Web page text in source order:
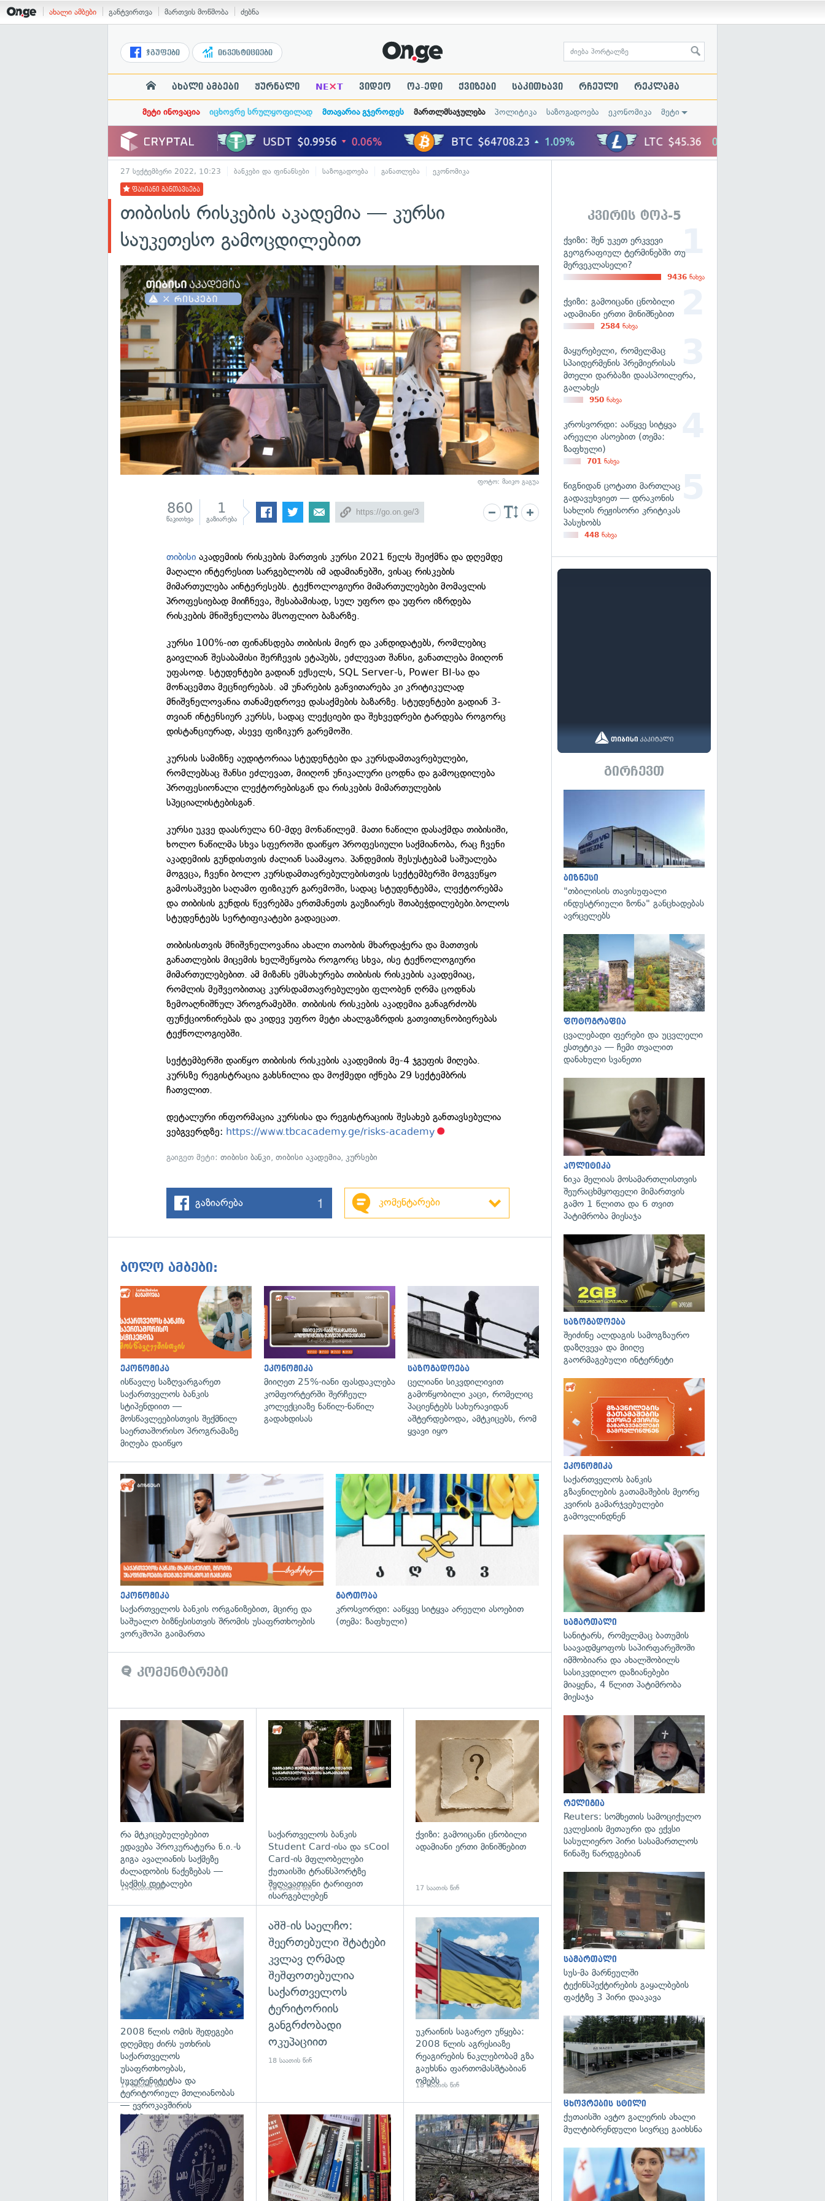
ახალი ამბები განტვირთვა მართვის მოწმობა ძებნა
ჯგუფები ინვესტიციები
ახალი ამბები ჟურნალი NE×T ვიდეო ოპ-ედი ქვიზები საკითხავი რჩეული რეკლამა
მეტი ინოვაცია იცხოვრე სრულყოფილად მთავარია გჯეროდეს მართლმსაჯულება პოლიტიკა საზოგადოება ეკონომიკა მეტი
27 სექტემბერი 2022, 10:23 ბანკები და ფინანსები საზოგადოება განათლება ეკონომიკა
ფასიანი განთავსება
თიბისის რისკების აკადემია — კურსი
საუკეთესო გამოცდილებით
ფოტო: მაიკო გაგუა
860
წაკითხვა
1
გაზიარება
თიბისი აკადემიის რისკების მართვის კურსი 2021 წელს შეიქმნა და დღემდე
მაღალი ინტერესით სარგებლობს იმ ადამიანებში, ვისაც რისკების
მიმართულება აინტერესებს. ტექნოლოგიური მიმართულებები მომავლის
პროფესიებად მიიჩნევა, შესაბამისად, სულ უფრო და უფრო იზრდება
რისკების მნიშვნელობა მსოფლიო ბაზარზე.
კურსი 100%-ით ფინანსდება თიბისის მიერ და კანდიდატებს, რომლებიც
გაივლიან შესაბამისი შერჩევის ეტაპებს, ეძლევათ შანსი, განათლება მიიღონ
უფასოდ. სტუდენტები გადიან ექსელს, SQL Server-ს, Power BI-სა და
მონაცემთა მეცნიერებას. ამ უნარების განვითარება კი კრიტიკულად
მნიშვნელოვანია თანამედროვე დასაქმების ბაზარზე. სტუდენტები გადიან 3-
თვიან ინტენსიურ კურსს, სადაც ლექციები და შეხვედრები ტარდება როგორც
დისტანციურად, ასევე ფიზიკურ გარემოში.
კურსის სამიზნე აუდიტორიაა სტუდენტები და კურსდამთავრებულები,
რომლებსაც შანსი ეძლევათ, მიიღონ უნიკალური ცოდნა და გამოცდილება
პროფესიონალი ლექტორებისგან და რისკების მიმართულების
სპეციალისტებისგან.
კურსი უკვე დაასრულა 60-მდე მონაწილემ. მათი ნაწილი დასაქმდა თიბისიში,
ხოლო ნაწილმა სხვა სფეროში დაიწყო პროფესიული საქმიანობა, რაც ჩვენი
აკადემიის გუნდისთვის ძალიან საამაყოა. პანდემიის შესუსტებამ საშუალება
მოგვცა, ჩვენი ბოლო კურსდამთავრებულებისთვის სექტემბერში მოგვეწყო
გამოსაშვები საღამო ფიზიკურ გარემოში, სადაც სტუდენტებმა, ლექტორებმა
და თიბისის გუნდის წევრებმა ერთმანეთს გაუზიარეს შთაბეჭდილებები.ბოლოს
სტუდენტებს სერტიფიკატები გადაეცათ.
თიბისისთვის მნიშვნელოვანია ახალი თაობის მხარდაჭერა და მათთვის
განათლების მიცემის ხელშეწყობა როგორც სხვა, ისე ტექნოლოგიური
მიმართულებებით. ამ მიზანს ემსახურება თიბისის რისკების აკადემიაც,
რომლის მეშვეობითაც კურსდამთავრებულები ფლობენ ღრმა ცოდნას
ზემოაღნიშნულ პროგრამებში. თიბისის რისკების აკადემია განაგრძობს
ფუნქციონირებას და კიდევ უფრო მეტი ახალგაზრდის გათვითცნობიერებას
ტექნოლოგიებში.
სექტემბერში დაიწყო თიბისის რისკების აკადემიის მე-4 ჯგუფის მიღება.
კურსზე რეგისტრაცია გახსნილია და მოქმედი იქნება 29 სექტემბრის
ჩათვლით.
დეტალური ინფორმაცია კურსისა და რეგისტრაციის შესახებ განთავსებულია
ვებგვერდზე: https://www.tbcacademy.ge/risks-academy
გაიგეთ მეტი:თიბისი ბანკი,თიბისი აკადემია,კურსები
გაზიარება 1 კომენტარები
ბოლო ამბები:
ეკონომიკა
ისწავლე საზღვარგარეთ
საქართველოს ბანკის
სტიპენდიით —
მოსწავლეებისთვის შექმნილ
საერთაშორისო პროგრამაზე
მიღება დაიწყო
ეკონომიკა
მიიღეთ 25%-იანი ფასდაკლება
კომფორტერში შერჩეულ
კოლექციაზე ნაწილ-ნაწილ
გადახდისას
გადახედვა
საზოგადოება
ცელიანი სიკვდილივით
გამოწყობილი კაცი, რომელიც
პაციენტებს სახურავიდან
აშტერდებოდა, ამტკიცებს, რომ
ყვავი იყო
ეკონომიკა
საქართველოს ბანკის ორგანიზებით, მცირე და
საშუალო ბიზნესისთვის შრომის უსაფრთხოების
ვორკშოპი გაიმართა
გადახედვა
გართობა
კროსვორდი: ააწყვე სიტყვა არეული ასოებით
(თემა: ზაფხული)
კომენტარები
გადახედვა
რა მტკიცებულებებით
ედავება პროკურატურა ნ.ი.-ს
გიგა ავალიანის საქმეზე
ძალადობის წაქეზებას —
საქმის დეტალები
14 საათის წინ
საქართველოს ბანკის
Student Card-ისა და sCool
Card-ის მფლობელები
ქუთაისში ტრანსპორტზე
შეღავათიანი ტარიფით
ისარგებლებენ
16 საათის წინ
ქვიზი: გამოიცანი ცნობილი
ადამიანი ერთი მინიშნებით
17 საათის წინ
გადახედვა
2008 წლის ომის შედეგები
დღემდე ძირს უთხრის
საქართველოს
უსაფრთხოებას,
სუვერენიტეტსა და
ტერიტორიულ მთლიანობას
— ევროკავშირის
პრესპიკერის განცხადება
17 საათის წინ
აშშ-ის საელჩო:
შეერთებული შტატები
კვლავ ღრმად
შეშფოთებულია
საქართველოს
ტერიტორიის
განგრძობადი
ოკუპაციით
18 საათის წინ
გადახედვა
უკრაინის საგარეო უწყება:
2008 წლის აგრესიაზე
რეაგირების ნაკლებობამ გზა
გაუხსნა ფართომასშტაბიან
ომებს
18 საათის წინ
გადახედვა გადახედვა გადახედვა
კვირის ტოპ-5
ქვიზი: შენ უკეთ ერკვევი
გეოგრაფიულ ტერმინებში თუ
მერვეკლასელი?
9436 ნახვა
ქვიზი: გამოიცანი ცნობილი
ადამიანი ერთი მინიშნებით
2584 ნახვა
მაყურებელი, რომელმაც
სპაიდერმენის პრემიერისას
მთელი დარბაზი დაასპოილერა,
გალახეს
950 ნახვა
კროსვორდი: ააწყვე სიტყვა
არეული ასოებით (თემა:
ზაფხული)
701 ნახვა
წიგნიდან ცოტათი მართლაც
გადავუხვიეთ — დრაკონის
სახლის რეჟისორი კრიტიკას
პასუხობს
448 ნახვა
გირჩევთ
ბიზნესი
"თბილისის თავისუფალი
ინდუსტრიული ზონა" განცხადებას
ავრცელებს
ფოტოგრაფია
ცვალებადი ფერები და უცვლელი
ესთეტიკა — ჩემი თვალით
დანახული სვანეთი
პოლიტიკა
ნიკა მელიას მოსამართლისთვის
შეურაცხმყოფელი მიმართვის
გამო 1 წლითა და 6 თვით
პატიმრობა მიესაჯა
საზოგადოება
შეიძინე ალდაგის სამოგზაურო
დაზღვევა და მიიღე
გაორმაგებული ინტერნეტი
ეკონომიკა
საქართველოს ბანკის
გზავნილების გათამაშების მეორე
კვირის გამარჯვებულები
გამოვლინდნენ
სამართალი
სანიტარს, რომელმაც ბათუმის
საავადმყოფოს საპირფარეშოში
იმშობიარა და ახალშობილს
სასიკვდილო დაზიანებები
მიაყენა, 4 წლით პატიმრობა
მიესაჯა
რელიგია
Reuters: სომხეთის სამოციქულო
ეკლესიის მეთაური და ექვსი
სასულიერო პირი სასამართლოს
წინაშე წარდგებიან
სამართალი
სუს-მა მარნეულში
ტექინსპექტირების გაყალბების
ფაქტზე 3 პირი დააკავა
ცხოვრების სტილი
ქუთაისში ავტო გალერის ახალი
მულტიბრენდული სივრცე გაიხსნა